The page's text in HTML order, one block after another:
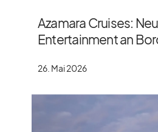
Azamara Cruises:
Entertainment an
26. Mai 2026